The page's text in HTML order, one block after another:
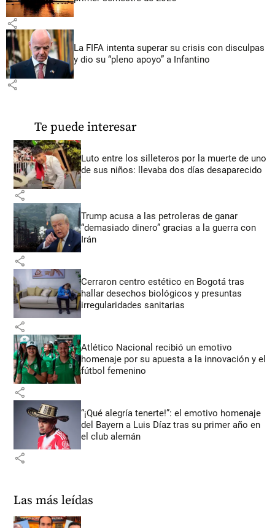
share
La FIFA intenta superar su crisis con disculpas
y dio su “pleno apoyo” a Infantino
share
Te puede interesar
Luto entre los silleteros por la muerte de uno
de sus niños: llevaba dos días desaparecido
share
Trump acusa a las petroleras de ganar
“demasiado dinero” gracias a la guerra con
Irán
share
Cerraron centro estético en Bogotá tras
hallar desechos biológicos y presuntas
irregularidades sanitarias
share
Atlético Nacional recibió un emotivo
homenaje por su apuesta a la innovación y el
fútbol femenino
share
“¡Qué alegría tenerte!”: el emotivo homenaje
del Bayern a Luis Díaz tras su primer año en
el club alemán
share
Las más leídas